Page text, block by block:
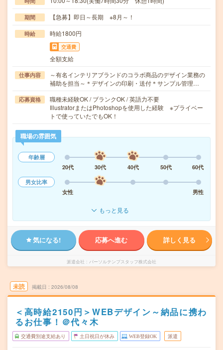
期間 【急募】即日～長期 ※8月～！
時給 時給1800円
交通費
全額支給
仕事内容
～有名インテリアブランドのコラボ商品のデザイン業務の
補助を担当～＊デザインの印刷・送付＊サンプル管理…
応募資格
職種未経験OK / ブランクOK / 英語力不要
IllustratorまたはPhotoshopを使用した経験 ※プライベー
トで使っていたでもOK！
職場の雰囲気
年齢層
20代
30代 40代 50代
60代
男女比率
女性
男性
もっと見る
気になる! 応募へ進む 詳しく見る
派遣会社 パーソルテンプスタッフ株式会社
未読 掲載日 2026/08/08
＜高時給2150円＞WEBデザイン～納品に携わ
るお仕事！＠代々木
交通費別途支給あり 土日祝日が休み WEB登録OK 派遣